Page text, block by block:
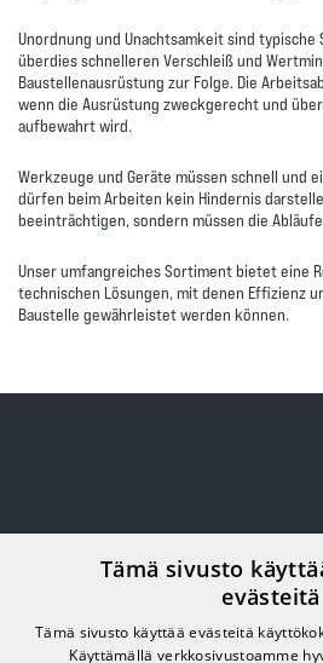
Unordnung und Unachtsamkeit sind
überdies schnelleren Verschleiß und
Baustellenausrüstung zur Folge. Die
wenn die Ausrüstung zweckgerecht und
aufbewahrt wird.
Werkzeuge und Geräte müssen schnell und
dürfen beim Arbeiten kein Hindernis
beeinträchtigen, sondern müssen die
Unser umfangreiches Sortiment bietet eine
technischen Lösungen, mit denen Effizienz
Baustelle gewährleistet werden können.
Tämä sivusto
evästeitä
Tämä sivusto käyttää evästeitä
Käyttämällä verkkosivustoamme